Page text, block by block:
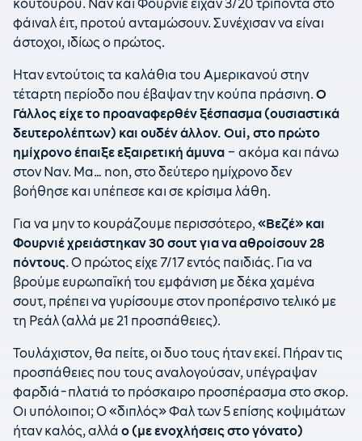
κουτουρού. Ναν και Φουρνιέ είχαν 3/20 τρίποντα στο
φάιναλ έιτ, προτού ανταμώσουν. Συνέχισαν να είναι
άστοχοι, ιδίως ο πρώτος.
Ηταν εντούτοις τα καλάθια του Αμερικανού στην
τέταρτη περίοδο που έβαψαν την κούπα πράσινη. Ο
Γάλλος είχε το προαναφερθέν ξέσπασμα (ουσιαστικά
δευτερολέπτων) και ουδέν άλλον. Oui, στο πρώτο
ημίχρονο έπαιξε εξαιρετική άμυνα – ακόμα και πάνω
στον Ναν. Μα… non, στο δεύτερο ημίχρονο δεν
βοήθησε και υπέπεσε και σε κρίσιμα λάθη.
Για να μην το κουράζουμε περισσότερο,«Βεζέ» και
Φουρνιέ χρειάστηκαν 30 σουτ για να αθροίσουν 28
πόντους. Ο πρώτος είχε 7/17 εντός παιδιάς. Για να
βρούμε ευρωπαϊκή του εμφάνιση με δέκα χαμένα
σουτ, πρέπει να γυρίσουμε στον προπέρσινο τελικό με
τη Ρεάλ (αλλά με 21 προσπάθειες).
Τουλάχιστον, θα πείτε, οι δυο τους ήταν εκεί. Πήραν τις
προσπάθειες που τους αναλογούσαν, υπέγραψαν
φαρδιά-πλατιά το πρόσκαιρο προσπέρασμα στο σκορ.
Οι υπόλοιποι; Ο «διπλός» Φαλ των 5 επίσης κοψιμάτων
ήταν καλός, αλλά ο (με ενοχλήσεις στο γόνατο)